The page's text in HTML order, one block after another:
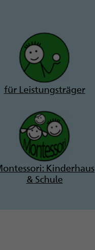
für Leistungsträger
Kinderhaus
& Schule